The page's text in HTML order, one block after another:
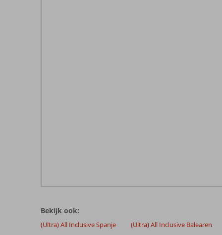
door
onze
klanten
Bekijk ook:
(Ultra) All Inclusive Spanje (Ultra) All Inclusive Balearen